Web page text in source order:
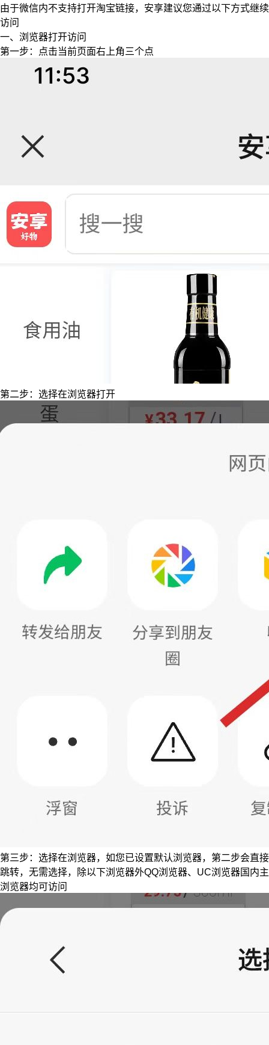
由于微信内不支持打开淘宝链接，安享建议您通过以下方式继续
访问
一、浏览器打开访问
第一步：点击当前页面右上角三个点
第二步：选择在浏览器打开
第三步：选择在浏览器，如您已设置默认浏览器，第二步会直接
跳转，无需选择，除以下浏览器外QQ浏览器、UC浏览器国内主
浏览器均可访问